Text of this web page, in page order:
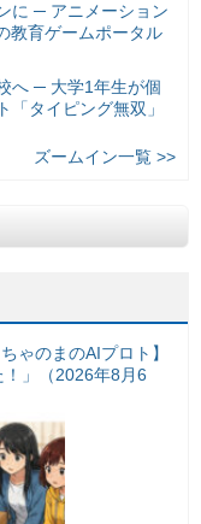
に ─ アニメーション
教育ゲームポータル
へ ─ 大学1年生が個
「タイピング無双」
ズームイン一覧 >>
ゃのまのAIプロト】
」（2026年8月6